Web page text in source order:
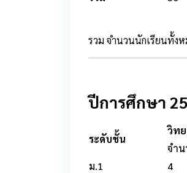
รวม จำนวนนักเรียนทั้ง
ปีการศึกษา
ระดับชั้น
วิท
จำ
ม.1
4